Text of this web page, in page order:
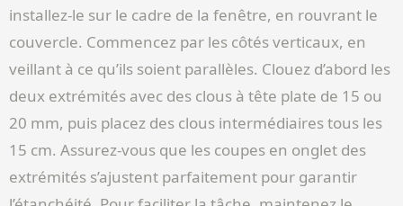
installez-le sur le cadre de la fenêtre, en rouvrant le
couvercle. Commencez par les côtés verticaux, en
veillant à ce qu’ils soient parallèles. Clouez d’abord les
deux extrémités avec des clous à tête plate de 15 ou
20 mm, puis placez des clous intermédiaires tous les
15 cm. Assurez-vous que les coupes en onglet des
extrémités s’ajustent parfaitement pour garantir